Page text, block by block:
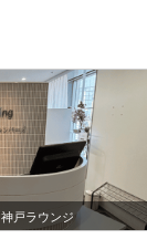
神戸ラウンジ